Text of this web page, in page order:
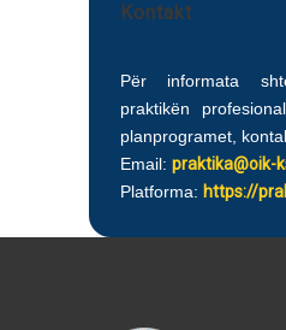
Kontakt
Për informata
praktikën
planprogramet,
Email: praktika@oik-
Platforma: https://